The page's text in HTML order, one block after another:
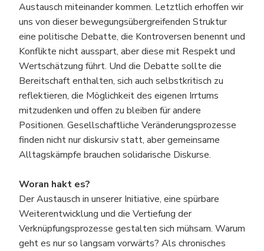
Austausch miteinander kommen. Letztlich erhoffen wir
uns von dieser bewegungsübergreifenden Struktur
eine politische Debatte, die Kontroversen benennt und
Konflikte nicht ausspart, aber diese mit Respekt und
Wertschätzung führt. Und die Debatte sollte die
Bereitschaft enthalten, sich auch selbstkritisch zu
reflektieren, die Möglichkeit des eigenen Irrtums
mitzudenken und offen zu bleiben für andere
Positionen. Gesellschaftliche Veränderungsprozesse
finden nicht nur diskursiv statt, aber gemeinsame
Alltagskämpfe brauchen solidarische Diskurse.
Woran hakt es?
Der Austausch in unserer Initiative, eine spürbare
Weiterentwicklung und die Vertiefung der
Verknüpfungsprozesse gestalten sich mühsam. Warum
geht es nur so langsam vorwärts? Als chronisches